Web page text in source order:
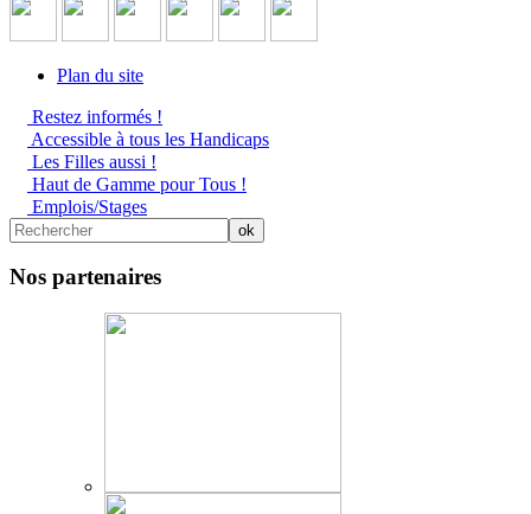
Plan du site
Restez informés !
Accessible à tous les Handicaps
Les Filles aussi !
Haut de Gamme pour Tous !
Emplois/Stages
Nos partenaires